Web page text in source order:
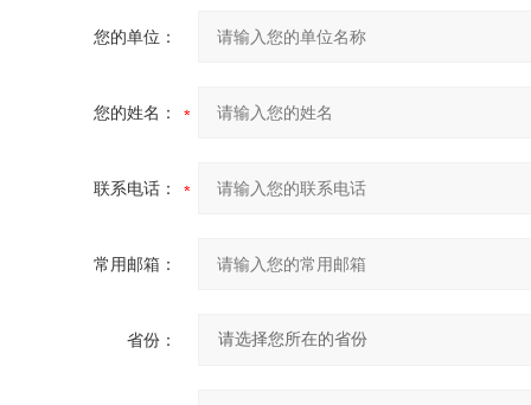
您的单位：
您的姓名：
联系电话：
常用邮箱：
省份：